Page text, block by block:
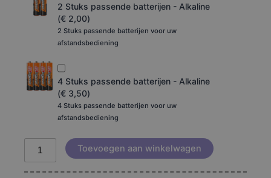
2 Stuks passende batterijen - Alkaline
(€ 2,00)
2 Stuks passende batterijen voor uw
afstandsbediening
4 Stuks passende batterijen - Alkaline
(€ 3,50)
4 Stuks passende batterijen voor uw
afstandsbediening
Toevoegen aan winkelwagen